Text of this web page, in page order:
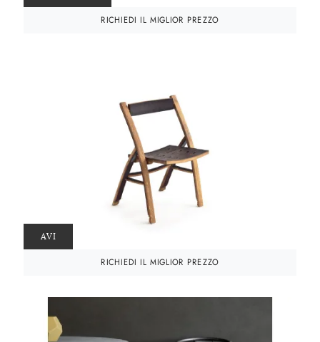
RICHIEDI IL MIGLIOR PREZZO
AVI
RICHIEDI IL MIGLIOR PREZZO